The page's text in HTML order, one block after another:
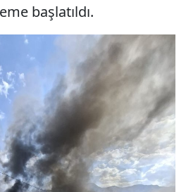
başlatıldı.